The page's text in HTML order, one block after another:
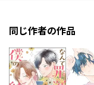
同じ作者の作品